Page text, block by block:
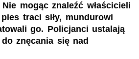
mogąc znaleźć właścicieli
traci siły, mundurowi
go. Policjanci ustalają
znęcania się nad